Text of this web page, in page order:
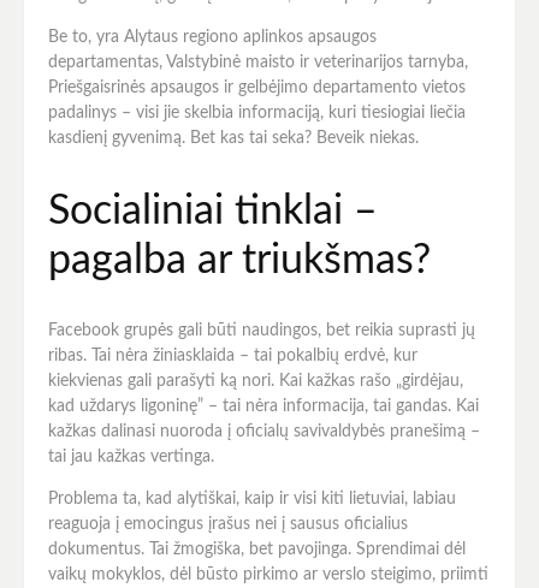
Be to, yra Alytaus regiono aplinkos apsaugos
departamentas, Valstybinė maisto ir veterinarijos tarnyba,
Priešgaisrinės apsaugos ir gelbėjimo departamento vietos
padalinys – visi jie skelbia informaciją, kuri tiesiogiai liečia
kasdienį gyvenimą. Bet kas tai seka? Beveik niekas.
Socialiniai tinklai –
pagalba ar triukšmas?
Facebook grupės gali būti naudingos, bet reikia suprasti jų
ribas. Tai nėra žiniasklaida – tai pokalbių erdvė, kur
kiekvienas gali parašyti ką nori. Kai kažkas rašo „girdėjau,
kad uždarys ligoninę” – tai nėra informacija, tai gandas. Kai
kažkas dalinasi nuoroda į oficialų savivaldybės pranešimą –
tai jau kažkas vertinga.
Problema ta, kad alytiškai, kaip ir visi kiti lietuviai, labiau
reaguoja į emocingus įrašus nei į sausus oficialius
dokumentus. Tai žmogiška, bet pavojinga. Sprendimai dėl
vaikų mokyklos, dėl būsto pirkimo ar verslo steigimo, priimti